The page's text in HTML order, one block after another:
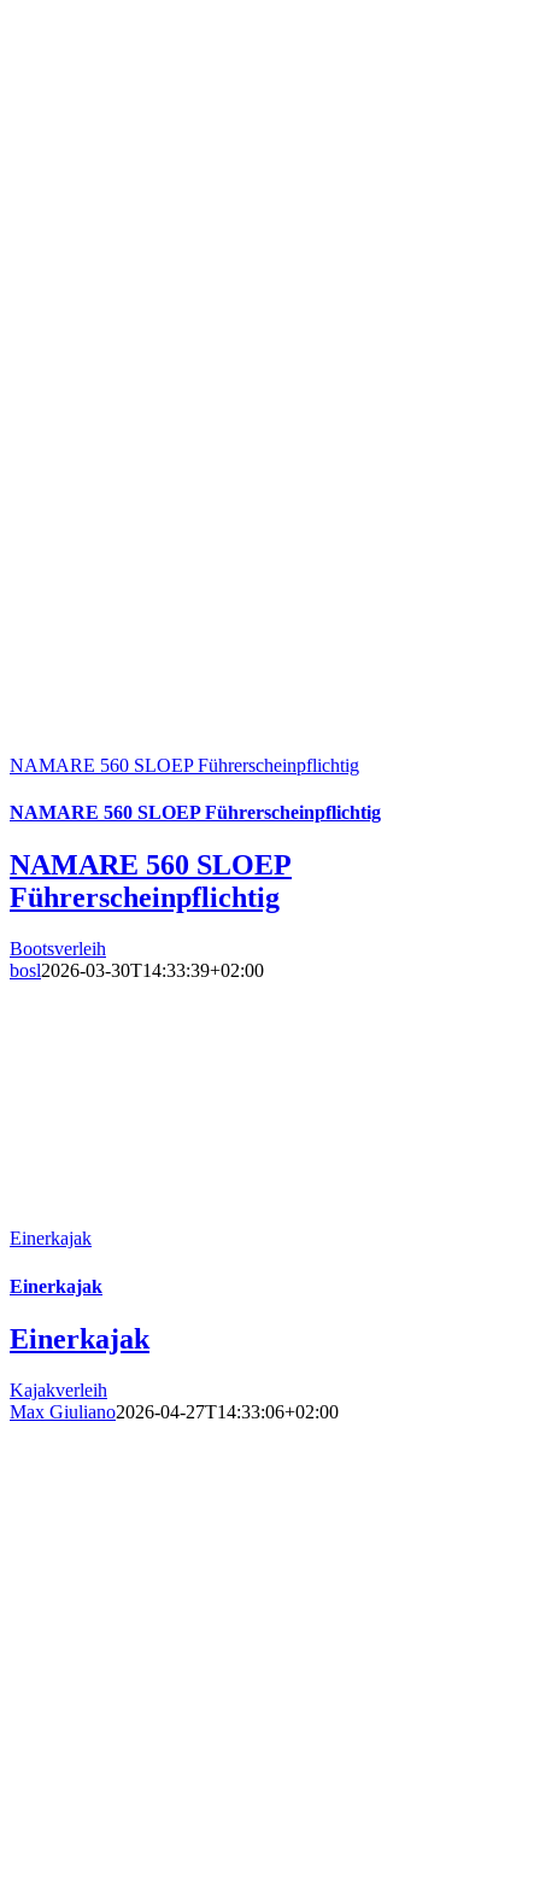
NAMARE 560 SLOEP Führerscheinpflichtig
NAMARE 560 SLOEP Führerscheinpflichtig
NAMARE 560 SLOEP
Führerscheinpflichtig
Bootsverleih
bosl2026-03-30T14:33:39+02:00
Einerkajak
Einerkajak
Einerkajak
Kajakverleih
Max Giuliano2026-04-27T14:33:06+02:00